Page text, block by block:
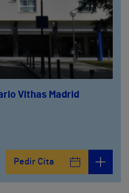
Vithas Madrid
Pedir Cita